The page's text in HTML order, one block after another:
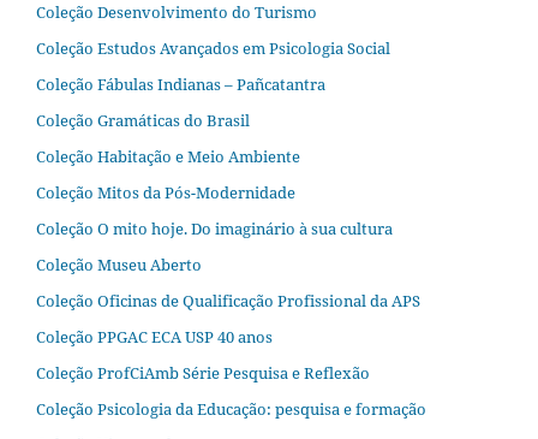
Coleção Desenvolvimento do Turismo
Coleção Estudos Avançados em Psicologia Social
Coleção Fábulas Indianas – Pañcatantra
Coleção Gramáticas do Brasil
Coleção Habitação e Meio Ambiente
Coleção Mitos da Pós-Modernidade
Coleção O mito hoje. Do imaginário à sua cultura
Coleção Museu Aberto
Coleção Oficinas de Qualificação Profissional da APS
Coleção PPGAC ECA USP 40 anos
Coleção ProfCiAmb Série Pesquisa e Reflexão
Coleção Psicologia da Educação: pesquisa e formação